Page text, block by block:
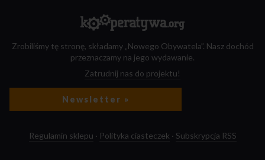
Zrobiliśmy tę stronę, składamy „Nowego Obywatela”. Nasz dochód
przeznaczamy na jego wydawanie.
Zatrudnij nas do projektu!
Newsletter »
Regulamin sklepu · Polityka ciasteczek · Subskrypcja RSS